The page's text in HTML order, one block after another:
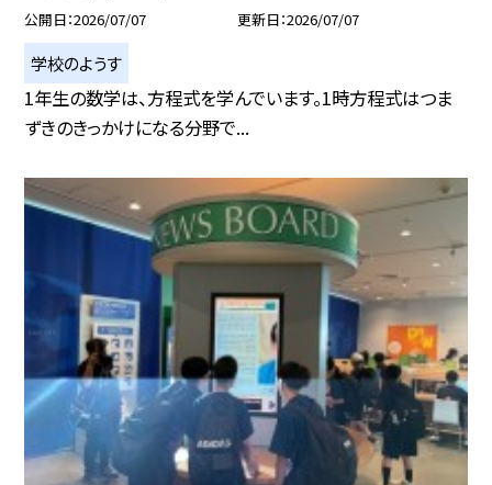
公開日 2026/07/07 更新日 2026/07/07
学校のようす
1年生の数学は、方程式を学んでいます。1時方程式はつま
ずきのきっかけになる分野で...